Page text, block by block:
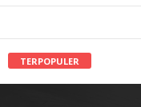
TERPOPULER